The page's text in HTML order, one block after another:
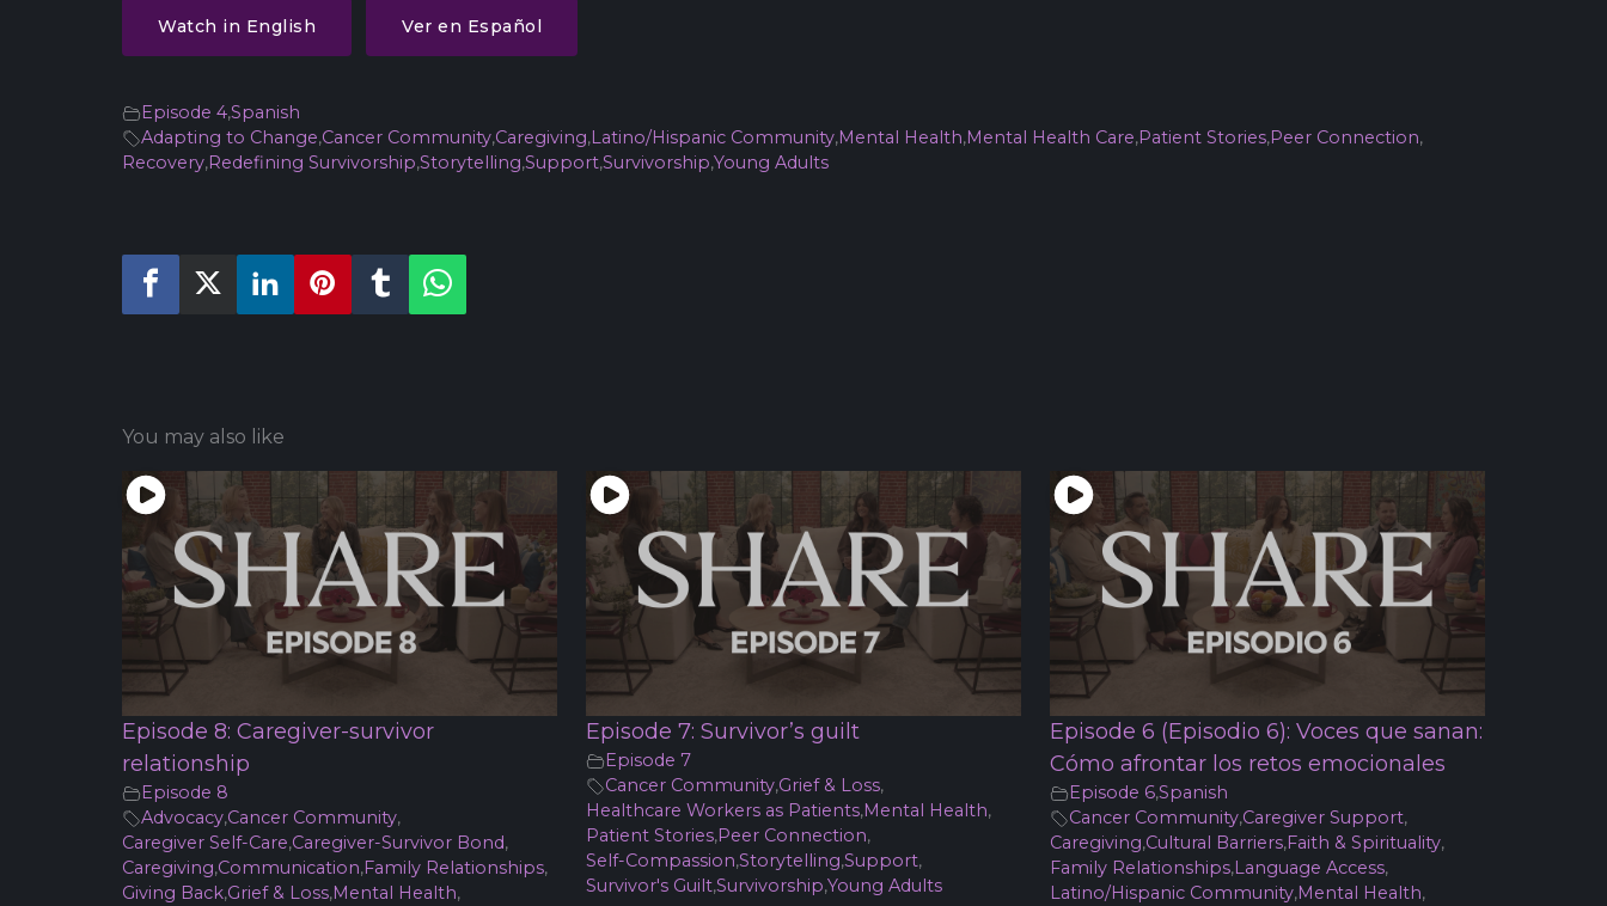
Watch in English Ver en Español
Episode 4,Spanish
Adapting to Change,Cancer Community,Caregiving,Latino/Hispanic Community,Mental Health,Mental Health Care,Patient Stories,Peer Connection,
Recovery,Redefining Survivorship,Storytelling,Support,Survivorship,Young Adults
You may also like
Episode 8: Caregiver-survivor
relationship
Episode 8
Advocacy,Cancer Community,
Caregiver Self-Care,Caregiver-Survivor Bond,
Caregiving,Communication,Family Relationships,
Giving Back,Grief & Loss,Mental Health,
Episode 7: Survivor’s guilt
Episode 7
Cancer Community,Grief & Loss,
Healthcare Workers as Patients,Mental Health,
Patient Stories,Peer Connection,
Self-Compassion,Storytelling,Support,
Survivor's Guilt,Survivorship,Young Adults
Episode 6 (Episodio 6): Voces que sanan:
Cómo afrontar los retos emocionales
Episode 6,Spanish
Cancer Community,Caregiver Support,
Caregiving,Cultural Barriers,Faith & Spirituality,
Family Relationships,Language Access,
Latino/Hispanic Community,Mental Health,